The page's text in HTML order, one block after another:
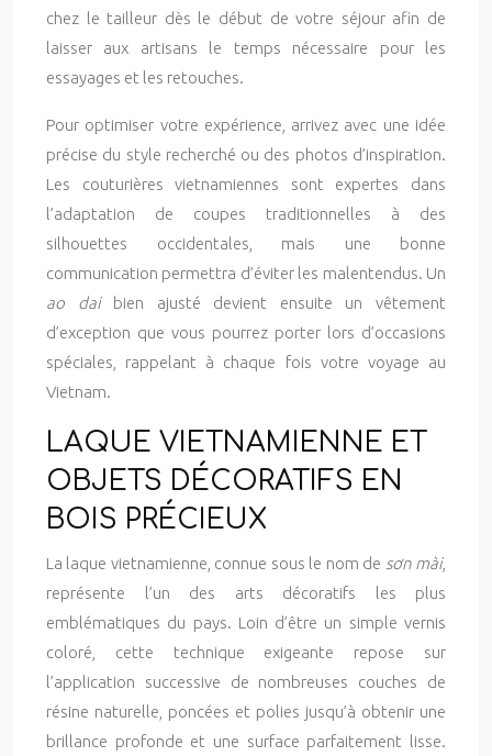
chez le tailleur dès le début de votre séjour afin de
laisser aux artisans le temps nécessaire pour les
essayages et les retouches.
Pour optimiser votre expérience, arrivez avec une idée
précise du style recherché ou des photos d’inspiration.
Les couturières vietnamiennes sont expertes dans
l’adaptation de coupes traditionnelles à des
silhouettes occidentales, mais une bonne
communication permettra d’éviter les malentendus. Un
ao daibien ajusté devient ensuite un vêtement
d’exception que vous pourrez porter lors d’occasions
spéciales, rappelant à chaque fois votre voyage au
Vietnam.
LAQUE VIETNAMIENNE ET
OBJETS DÉCORATIFS EN
BOIS PRÉCIEUX
La laque vietnamienne, connue sous le nom de sơn mài,
représente l’un des arts décoratifs les plus
emblématiques du pays. Loin d’être un simple vernis
coloré, cette technique exigeante repose sur
l’application successive de nombreuses couches de
résine naturelle, poncées et polies jusqu’à obtenir une
brillance profonde et une surface parfaitement lisse.